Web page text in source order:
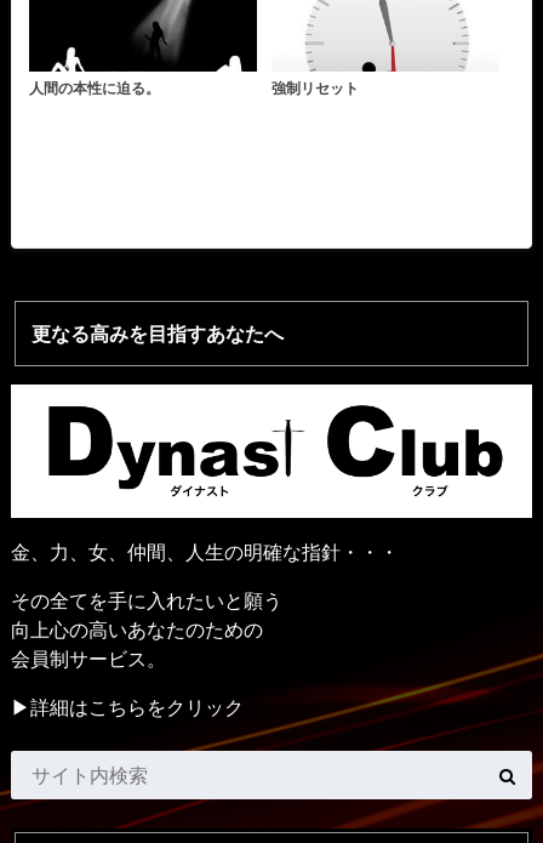
人間の本性に迫る。 強制リセット
更なる高みを目指すあなたへ
金、力、女、仲間、人生の明確な指針・・・
その全てを手に入れたいと願う
向上心の高いあなたのための
会員制サービス。
▶詳細はこちらをクリック